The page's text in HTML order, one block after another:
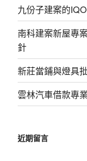
九份子建案的
南科建案新屋專
針
新莊當鋪與燈具
雲林汽車借款專
近期留言